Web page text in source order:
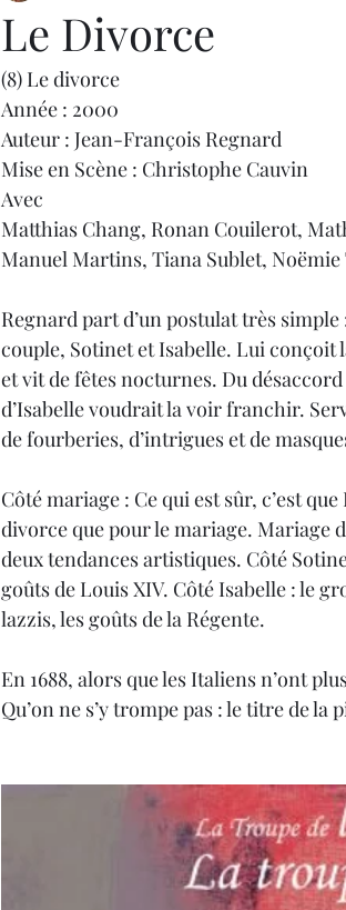
Le Divorce
(8) Le divorce
Année : 2000
Auteur : Jean-François Regnard
Mise en Scène : Christophe Cauvin
Avec
Matthias Chang, Ronan Couilerot,
Manuel Martins, Tiana Sublet,
Regnard part d’un postulat très
couple, Sotinet et Isabelle. Lui conçoit
et vit de fêtes nocturnes. Du
d’Isabelle voudrait la voir franchir.
de fourberies, d’intrigues et de
Côté mariage : Ce qui est sûr, c’est
divorce que pour le mariage. Mariage
deux tendances artistiques. Côté
goûts de Louis XIV. Côté Isabelle : le
lazzis, les goûts de la Régente.
En 1688, alors que les Italiens n’ont
Qu’on ne s’y trompe pas : le titre de